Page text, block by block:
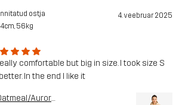
ostja 4. veebruar 2025
56kg
comfortable but big in size. I took size S
In the end I like it
Oatmeal/Aurora Red